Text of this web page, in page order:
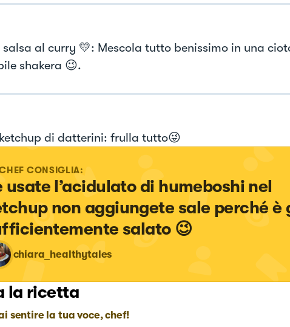
salsa al curry 💛: Mescola tutto benissimo in una
shakera 😉.
di datterini: frulla tutto😜
CONSIGLIA:
usate l’acidulato di humeboshi nel
non aggiungete sale perché è
salato 😉
chiara_healthytales
la ricetta
sentire la tua voce, chef!